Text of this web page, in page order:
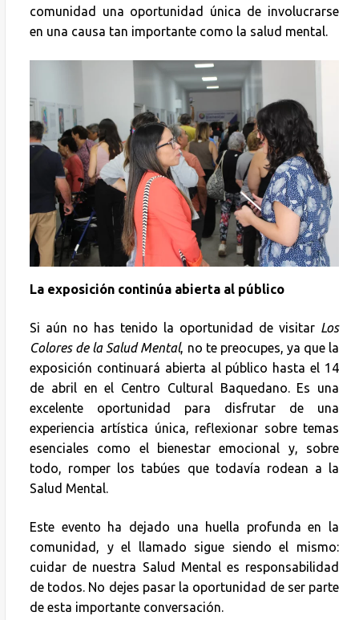
comunidad una oportunidad única de involucrarse
en una causa tan importante como la salud mental.
La exposición continúa abierta al público
Si aún no has tenido la oportunidad de visitar Los
Colores de la Salud Mental, no te preocupes, ya que la
exposición continuará abierta al público hasta el 14
de abril en el Centro Cultural Baquedano. Es una
excelente oportunidad para disfrutar de una
experiencia artística única, reflexionar sobre temas
esenciales como el bienestar emocional y, sobre
todo, romper los tabúes que todavía rodean a la
Salud Mental.
Este evento ha dejado una huella profunda en la
comunidad, y el llamado sigue siendo el mismo:
cuidar de nuestra Salud Mental es responsabilidad
de todos. No dejes pasar la oportunidad de ser parte
de esta importante conversación.